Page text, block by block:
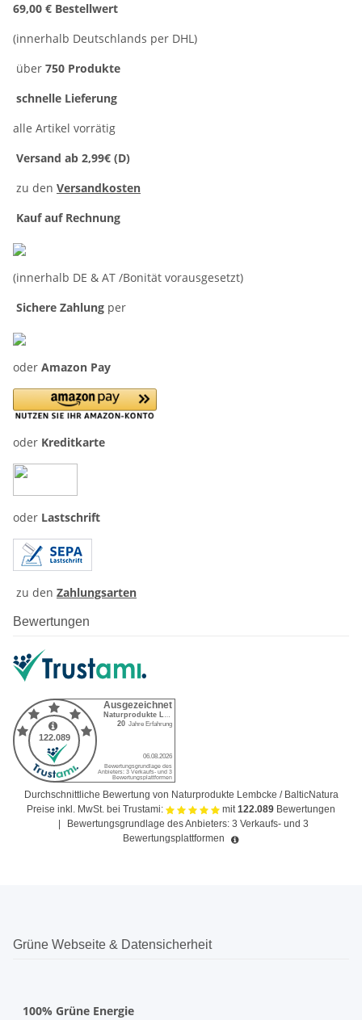
69,00 € Bestellwert
(innerhalb Deutschlands per DHL)
über 750 Produkte
schnelle Lieferung
alle Artikel vorrätig
Versand ab 2,99€ (D)
zu den Versandkosten
Kauf auf Rechnung
(innerhalb DE & AT /Bonität vorausgesetzt)
Sichere Zahlung per
oder Amazon Pay
oder Kreditkarte
oder Lastschrift
zu den Zahlungsarten
Bewertungen
Durchschnittliche Bewertung von Naturprodukte Lembcke / BalticNatura
Preise inkl. MwSt. bei Trustami:
mit122.089 Bewertungen
Bewertungsgrundlage des Anbieters: 3 Verkaufs- und 3
Bewertungsplattformen
Grüne Webseite & Datensicherheit
100% Grüne Energie